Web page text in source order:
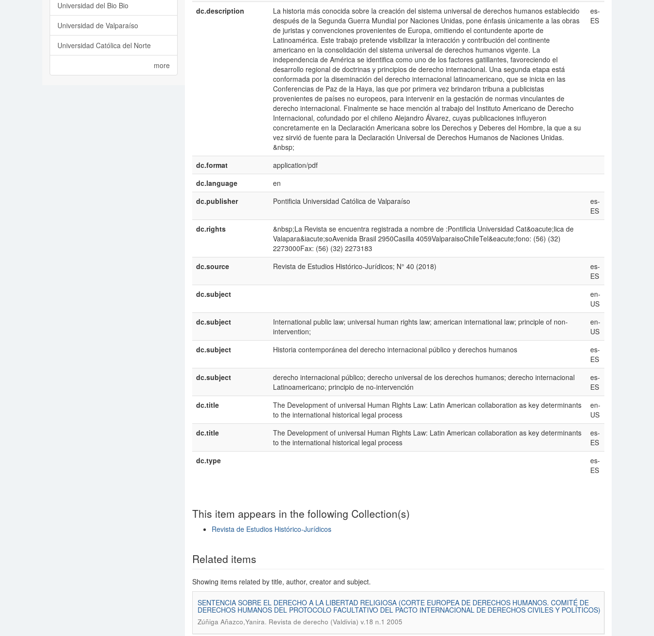
dc.description
La historia más conocida sobre la creación del sistema universal de derechos humanos establecido
después de la Segunda Guerra Mundial por Naciones Unidas, pone énfasis únicamente a las obras
de juristas y convenciones provenientes de Europa, omitiendo el contundente aporte de
Latinoamérica. Este trabajo pretende visibilizar la interacción y contribución del continente
americano en la consolidación del sistema universal de derechos humanos vigente. La
independencia de América se identifica como uno de los factores gatillantes, favoreciendo el
desarrollo regional de doctrinas y principios de derecho internacional. Una segunda etapa está
conformada por la diseminación del derecho internacional latinoamericano, que se inicia en las
Conferencias de Paz de la Haya, las que por primera vez brindaron tribuna a publicistas
provenientes de países no europeos, para intervenir en la gestación de normas vinculantes de
derecho internacional. Finalmente se hace mención al trabajo del Instituto Americano de Derecho
Internacional, cofundado por el chileno Alejandro Álvarez, cuyas publicaciones influyeron
concretamente en la Declaración Americana sobre los Derechos y Deberes del Hombre, la que a su
vez sirvió de fuente para la Declaración Universal de Derechos Humanos de Naciones Unidas.
&nbsp;
es-
ES
dc.format
application/pdf
dc.language
en
dc.publisher
Pontificia Universidad Católica de Valparaíso
es-
ES
dc.rights
&nbsp;La Revista se encuentra registrada a nombre de :Pontificia Universidad Cat&oacute;lica de
Valapara&iacute;soAvenida Brasil 2950Casilla 4059ValparaisoChileTel&eacute;fono: (56) (32)
2273000Fax: (56) (32) 2273183
dc.source
Revista de Estudios Histórico-Jurídicos; N° 40 (2018)
es-
ES
dc.subject
en-
US
dc.subject
International public law; universal human rights law; american international law; principle of non-
intervention;
en-
US
dc.subject
Historia contemporánea del derecho internacional público y derechos humanos
es-
ES
dc.subject
derecho internacional público; derecho universal de los derechos humanos; derecho internacional
Latinoamericano; principio de no-intervención
es-
ES
dc.title
The Development of universal Human Rights Law: Latin American collaboration as key determinants
to the international historical legal process
en-
US
dc.title
The Development of universal Human Rights Law: Latin American collaboration as key determinants
to the international historical legal process
es-
ES
dc.type
es-
ES
This item appears in the following Collection(s)
Revista de Estudios Histórico-Jurídicos
Related items
Showing items related by title, author, creator and subject.
SENTENCIA SOBRE EL DERECHO A LA LIBERTAD RELIGIOSA (CORTE EUROPEA DE DERECHOS HUMANOS. COMITÉ DE
DERECHOS HUMANOS DEL PROTOCOLO FACULTATIVO DEL PACTO INTERNACIONAL DE DERECHOS CIVILES Y POLÍTICOS)
Zúñiga Añazco,Yanira. Revista de derecho (Valdivia) v.18 n.1 2005
Universidad del Bio Bio
Universidad de Valparaíso
Universidad Católica del Norte
more